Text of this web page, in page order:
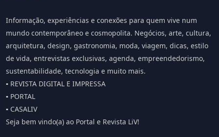
Informação, experiências e conexões para quem vive num
mundo contemporâneo e cosmopolita. Negócios, arte, cultura,
arquitetura, design, gastronomia, moda, viagem, dicas, estilo
de vida, entrevistas exclusivas, agenda, empreendedorismo,
sustentabilidade, tecnologia e muito mais.
▪️ REVISTA DIGITAL E IMPRESSA
▪️ PORTAL
▪️ CASALIV
Seja bem vindo(a) ao Portal e Revista LiV!